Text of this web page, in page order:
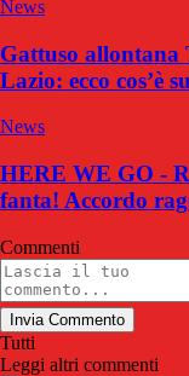
News
Gattuso allontana
Lazio: ecco cos’è
News
HERE WE GO -
fanta! Accordo
Commenti
Invia Commento
Tutti
Leggi altri commenti